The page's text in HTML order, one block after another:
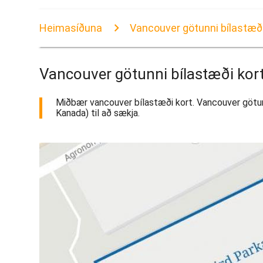
Heimasíðuna Vancouver götunni
Vancouver götunni bílastæði
Miðbær vancouver bílastæði kort. Vancouver
Kanada) til að sækja.